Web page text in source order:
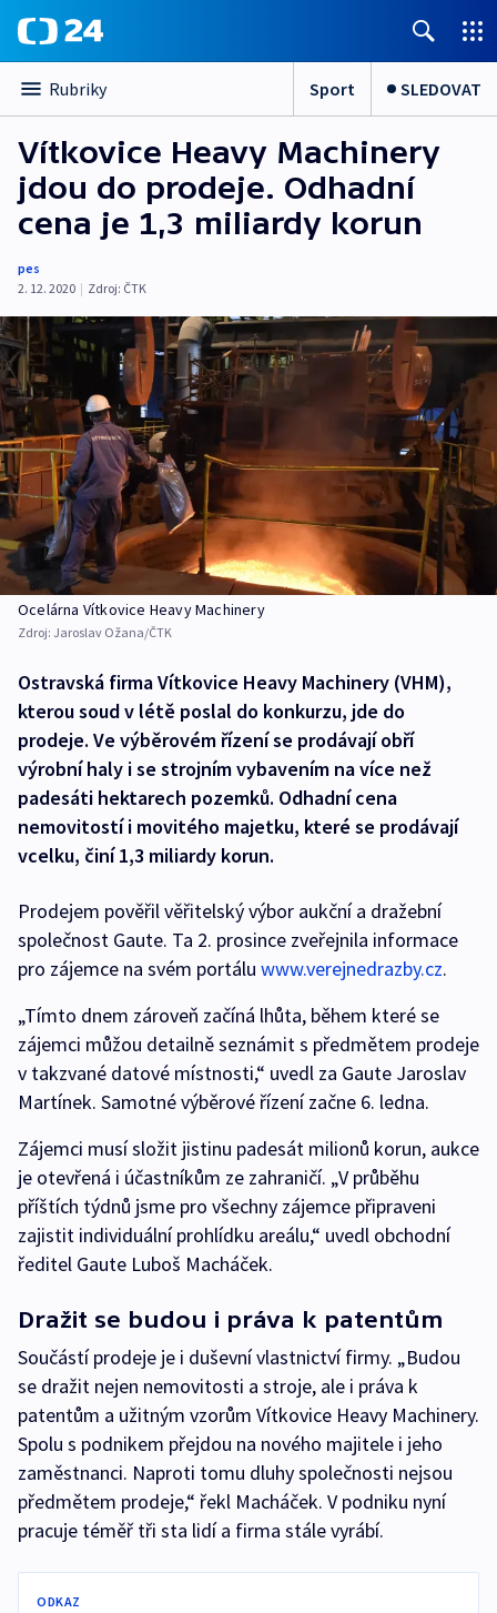
Rubriky Sport SLEDOVAT
Vítkovice Heavy Machinery
jdou do prodeje. Odhadní
cena je 1,3 miliardy korun
pes
2. 12. 2020 | Zdroj: ČTK
Ocelárna Vítkovice Heavy Machinery
Zdroj: Jaroslav Ožana/ČTK
Ostravská firma Vítkovice Heavy Machinery (VHM),
kterou soud v létě poslal do konkurzu, jde do
prodeje. Ve výběrovém řízení se prodávají obří
výrobní haly i se strojním vybavením na více než
padesáti hektarech pozemků. Odhadní cena
nemovitostí i movitého majetku, které se prodávají
vcelku, činí 1,3 miliardy korun.
Prodejem pověřil věřitelský výbor aukční a dražební
společnost Gaute. Ta 2. prosince zveřejnila informace
pro zájemce na svém portálu www.verejnedrazby.cz.
„Tímto dnem zároveň začíná lhůta, během které se
zájemci můžou detailně seznámit s předmětem prodeje
v takzvané datové místnosti,“ uvedl za Gaute Jaroslav
Martínek. Samotné výběrové řízení začne 6. ledna.
Zájemci musí složit jistinu padesát milionů korun, aukce
je otevřená i účastníkům ze zahraničí. „V průběhu
příštích týdnů jsme pro všechny zájemce připraveni
zajistit individuální prohlídku areálu,“ uvedl obchodní
ředitel Gaute Luboš Macháček.
Dražit se budou i práva k patentům
Součástí prodeje je i duševní vlastnictví firmy. „Budou
se dražit nejen nemovitosti a stroje, ale i práva k
patentům a užitným vzorům Vítkovice Heavy Machinery.
Spolu s podnikem přejdou na nového majitele i jeho
zaměstnanci. Naproti tomu dluhy společnosti nejsou
předmětem prodeje,“ řekl Macháček. V podniku nyní
pracuje téměř tři sta lidí a firma stále vyrábí.
ODKAZ